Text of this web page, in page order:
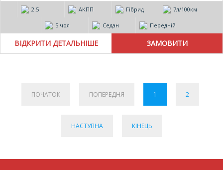
2.5 АКПП Гібрид 7л/100км
5 чол Седан Передній
ВІДКРИТИ ДЕТАЛЬНІШЕ
ПОЧАТОК ПОПЕРЕДНЯ 1 2
НАСТУПНА КІНЕЦЬ